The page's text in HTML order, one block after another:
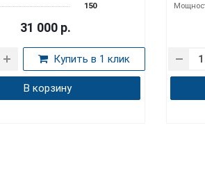
кВт :
665 000
Купить в 1 клик
В корзину